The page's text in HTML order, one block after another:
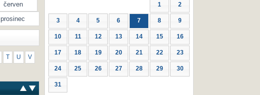
červen
prosinec
U V
1 2
3 4 5 6 7 8 9
10 11 12 13 14 15 16
17 18 19 20 21 22 23
24 25 26 27 28 29 30
31